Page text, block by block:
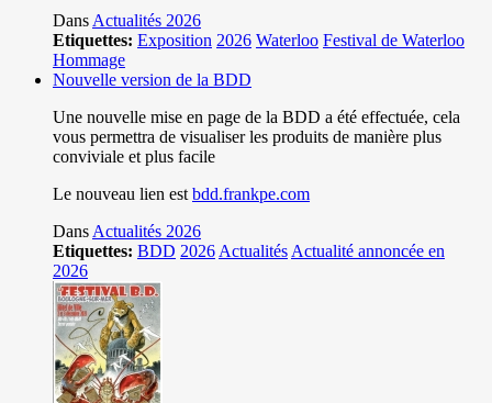
Dans Actualités 2026
Etiquettes: Exposition 2026 Waterloo Festival de Waterloo
Hommage
Nouvelle version de la BDD
Une nouvelle mise en page de la BDD a été effectuée, cela
vous permettra de visualiser les produits de manière plus
conviviale et plus facile
Le nouveau lien est bdd.frankpe.com
Dans Actualités 2026
Etiquettes: BDD 2026 Actualités Actualité annoncée en
2026